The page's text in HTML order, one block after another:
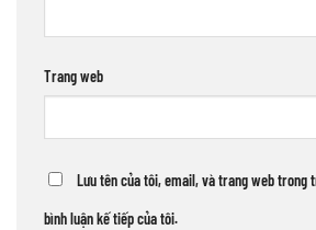
Trang web
Lưu tên của tôi, email, và trang web trong
bình luận kế tiếp của tôi.